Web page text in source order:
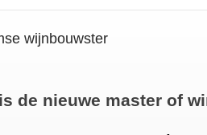
wijnbouwster
de nieuwe master of